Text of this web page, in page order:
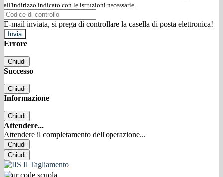
all'indirizzo indicato con le istruzioni necessarie.
E-mail inviata, si prega di controllare la casella di posta elettronica!
Errore
Chiudi
Successo
Chiudi
Informazione
Chiudi
Attendere...
Attendere il completamento dell'operazione...
Chiudi
Chiudi